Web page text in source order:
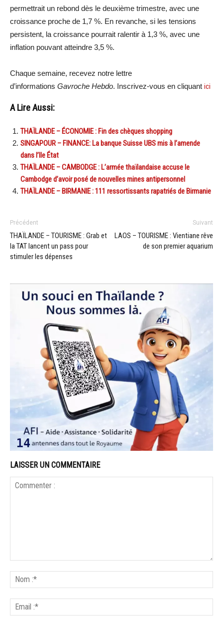
permettrait un rebond dès le deuxième trimestre, avec une
croissance proche de 1,7 %. En revanche, si les tensions
persistent, la croissance pourrait ralentir à 1,3 %, avec une
inflation pouvant atteindre 3,5 %.
Chaque semaine, recevez notre lettre
d’informations Gavroche Hebdo. Inscrivez-vous en cliquant ici
A Lire Aussi:
THAÏLANDE – ÉCONOMIE : Fin des chèques shopping
SINGAPOUR – FINANCE: La banque Suisse UBS mis à l’amende
dans l’Ile État
THAÏLANDE – CAMBODGE : L’armée thaïlandaise accuse le
Cambodge d’avoir posé de nouvelles mines antipersonnel
THAÏLANDE – BIRMANIE : 111 ressortissants rapatriés de Birmanie
Précédent
THAÏLANDE – TOURISME : Grab et
la TAT lancent un pass pour
stimuler les dépenses
Suivant
LAOS – TOURISME : Vientiane rêve
de son premier aquarium
LAISSER UN COMMENTAIRE